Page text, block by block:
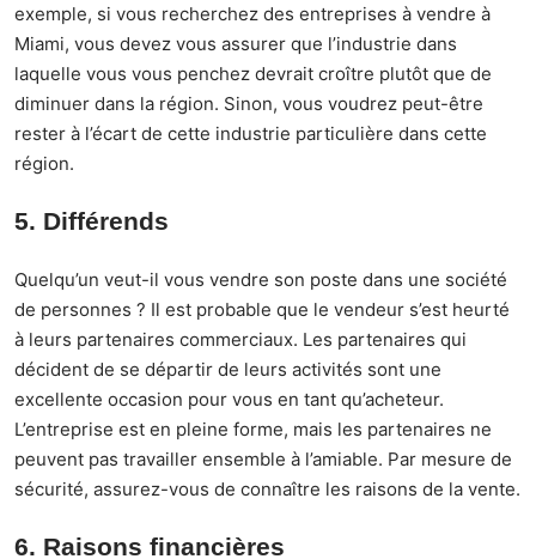
exemple, si vous recherchez des entreprises à vendre à
Miami, vous devez vous assurer que l’industrie dans
laquelle vous vous penchez devrait croître plutôt que de
diminuer dans la région. Sinon, vous voudrez peut-être
rester à l’écart de cette industrie particulière dans cette
région.
5. Différends
Quelqu’un veut-il vous vendre son poste dans une société
de personnes ? Il est probable que le vendeur s’est heurté
à leurs partenaires commerciaux. Les partenaires qui
décident de se départir de leurs activités sont une
excellente occasion pour vous en tant qu’acheteur.
L’entreprise est en pleine forme, mais les partenaires ne
peuvent pas travailler ensemble à l’amiable. Par mesure de
sécurité, assurez-vous de connaître les raisons de la vente.
6. Raisons financières